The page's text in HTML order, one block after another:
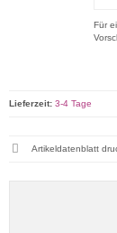
Für
Lieferzeit: 3-4 Tage
Artikeldatenblatt